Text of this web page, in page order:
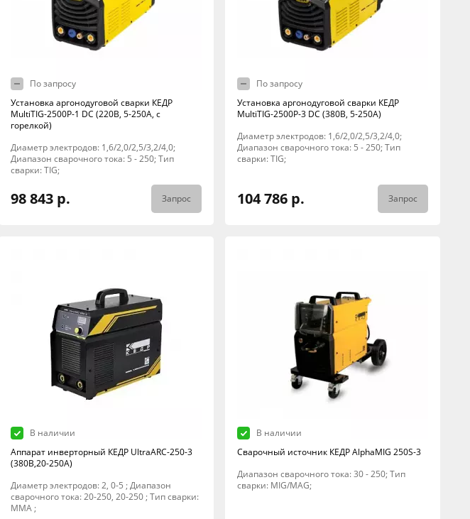
По запросу
Установка аргонодуговой сварки КЕДР
MultiTIG-2500P-1 DC (220В, 5-250А, с
горелкой)
Диаметр электродов: 1,6/2,0/2,5/3,2/4,0;
Диапазон сварочного тока: 5 - 250; Тип
сварки: TIG;
98 843 р. Запрос
По запросу
Установка аргонодуговой сварки КЕДР
MultiTIG-2500P-3 DC (380В, 5-250А)
Диаметр электродов: 1,6/2,0/2,5/3,2/4,0;
Диапазон сварочного тока: 5 - 250; Тип
сварки: TIG;
104 786 р. Запрос
В наличии
Аппарат инверторный КЕДР UltraARC-250-3
(380В,20-250А)
Диаметр электродов: 2, 0-5 ; Диапазон
сварочного тока: 20-250, 20-250 ; Тип сварки:
MMA ;
В наличии
Сварочный источник КЕДР AlphaMIG 250S-3
Диапазон сварочного тока: 30 - 250; Тип
сварки: MIG/MAG;